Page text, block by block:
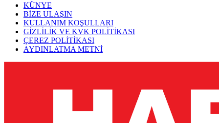
KÜNYE
BİZE ULAŞIN
KULLANIM KOŞULLARI
GİZLİLİK VE KVK POLİTİKASI
ÇEREZ POLİTİKASI
AYDINLATMA METNİ